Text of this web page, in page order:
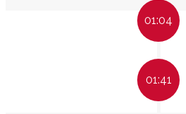
01:04
01:41